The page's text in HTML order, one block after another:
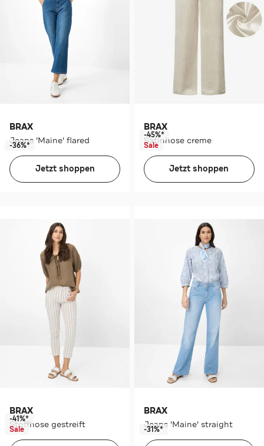
BRAX
Jeans 'Maine' flared
-36%*
Jetzt shoppen
BRAX
Satinhose creme
-45%*
Sale
Jetzt shoppen
BRAX
Stoffhose gestreift
-41%*
Sale
BRAX
Jeans 'Maine' straight
-31%*